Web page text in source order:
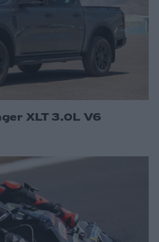
XLT 3.0L V6